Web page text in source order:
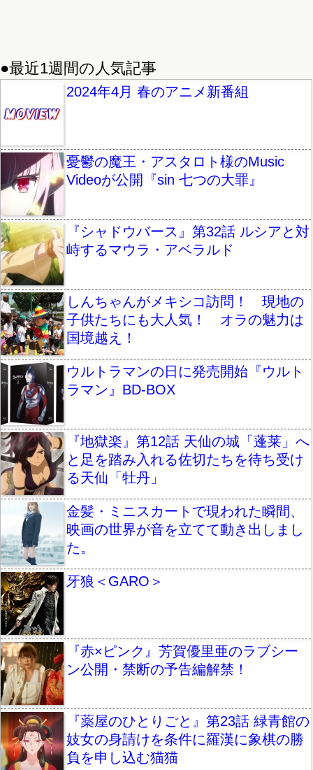
●最近1週間の人気記事
2024年4月 春のアニメ新番組
憂鬱の魔王・アスタロト様のMusic
Videoが公開『sin 七つの大罪』
『シャドウバース』第32話 ルシアと対
峙するマウラ・アベラルド
しんちゃんがメキシコ訪問！ 現地の
子供たちにも大人気！ オラの魅力は
国境越え！
ウルトラマンの日に発売開始『ウルト
ラマン』BD-BOX
『地獄楽』第12話 天仙の城「蓬莱」へ
と足を踏み入れる佐切たちを待ち受け
る天仙「牡丹」
金髪・ミニスカートで現われた瞬間、
映画の世界が音を立てて動き出しまし
た。
牙狼＜GARO＞
『赤×ピンク』芳賀優里亜のラブシー
ン公開・禁断の予告編解禁！
『薬屋のひとりごと』第23話 緑青館の
妓女の身請けを条件に羅漢に象棋の勝
負を申し込む猫猫